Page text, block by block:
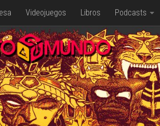
Videojuegos Libros Podcasts